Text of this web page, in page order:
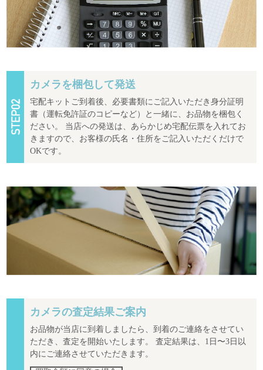
カメラを梱包して発送
宅配キットご到着後、必要書類にご記入いただき身分証明
書（運転免許証のコピーなど）と一緒に、お品物を梱包く
ださい。 当店への発送は、あらかじめ宅配伝票を入れてお
きますので、お客様の氏名・住所をご記入いただくだけで
OKです。
カメラの査定結果ご案内
お品物が当店に到着しましたら、到着のご連絡をさせてい
ただき、査定を開始いたします。 査定結果は、1日〜3日以
内にご連絡させていただきます。